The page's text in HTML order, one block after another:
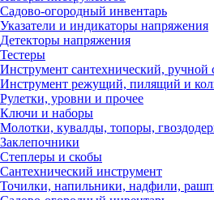
Садово-огородный инвентарь
Указатели и индикаторы напряжения
Детекторы напряжения
Тестеры
Инструмент сантехнический, ручной
Инструмент режущий, пилящий и
Рулетки, уровни и прочее
Ключи и наборы
Молотки, кувалды, топоры,
Заклепочники
Степлеры и скобы
Сантехнический инструмент
Точилки, напильники, надфили,